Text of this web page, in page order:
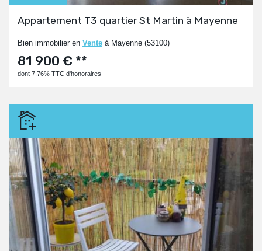
Appartement T3 quartier St Martin à Mayenne
Bien immobilier en Vente à Mayenne (53100)
81 900 € **
dont 7.76% TTC d'honoraires